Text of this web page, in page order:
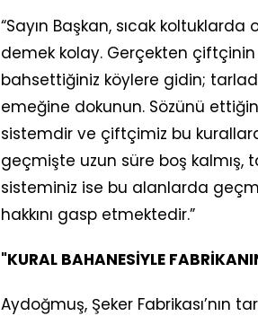
“Sayın Başkan, sıcak
demek kolay. Gerçekten
bahsettiğiniz köylere gidin;
emeğine dokunun. Sözünü
sistemdir ve çiftçimiz bu
geçmişte uzun süre boş kalmış,
sisteminiz ise bu alanlarda
hakkını gasp etmektedir.”
"KURAL BAHANESİYLE
Aydoğmuş, Şeker Fabrikası’nın